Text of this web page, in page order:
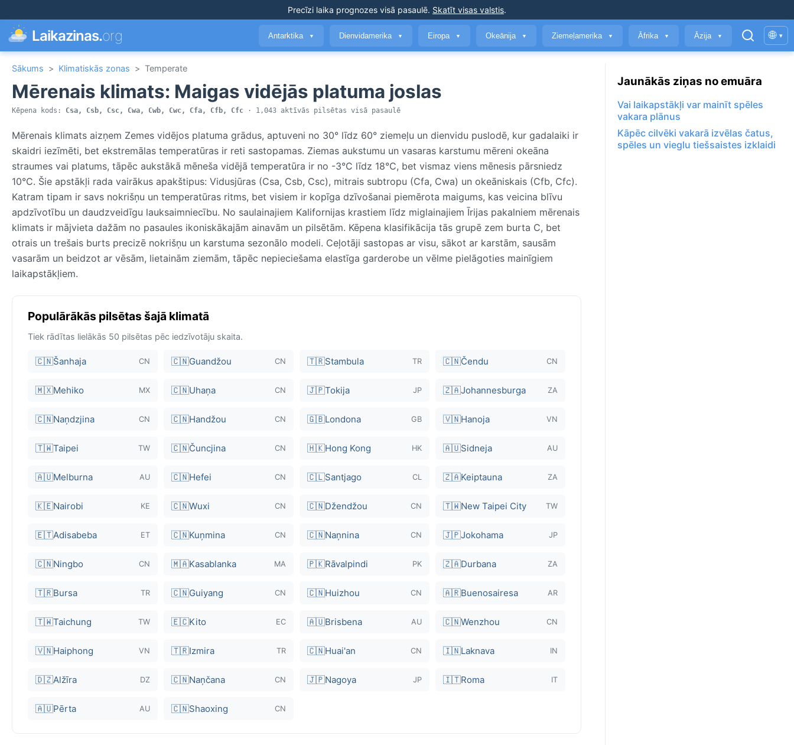
Precīzi laika prognozes visā pasaulē. Skatīt visas valstis.
Laikazinas.org Antarktika ▼ Dienvidamerika ▼ Eiropa ▼ Okeānija ▼ Ziemeļamerika ▼ Āfrika ▼ Āzija ▼ 🌐 ▾
Sākums > Klimatiskās zonas > Temperate
Mērenais klimats: Maigas vidējās platuma joslas
Kēpena kods: Csa, Csb, Csc, Cwa, Cwb, Cwc, Cfa, Cfb, Cfc · 1,043 aktīvās pilsētas visā pasaulē
Mērenais klimats aizņem Zemes vidējos platuma grādus, aptuveni no 30° līdz 60° ziemeļu un dienvidu puslodē, kur gadalaiki ir
skaidri iezīmēti, bet ekstremālas temperatūras ir reti sastopamas. Ziemas aukstumu un vasaras karstumu mēreni okeāna
straumes vai platums, tāpēc aukstākā mēneša vidējā temperatūra ir no -3°C līdz 18°C, bet vismaz viens mēnesis pārsniedz
10°C. Šie apstākļi rada vairākus apakštipus: Vidusjūras (Csa, Csb, Csc), mitrais subtropu (Cfa, Cwa) un okeāniskais (Cfb, Cfc).
Katram tipam ir savs nokrišņu un temperatūras ritms, bet visiem ir kopīga dzīvošanai piemērota maigums, kas veicina blīvu
apdzīvotību un daudzveidīgu lauksaimniecību. No saulainajiem Kalifornijas krastiem līdz miglainajiem Īrijas pakalniem mērenais
klimats ir mājvieta dažām no pasaules ikoniskākajām ainavām un pilsētām. Kēpena klasifikācija tās grupē zem burta C, bet
otrais un trešais burts precizē nokrišņu un karstuma sezonālo modeli. Ceļotāji sastopas ar visu, sākot ar karstām, sausām
vasarām un beidzot ar vēsām, lietainām ziemām, tāpēc nepieciešama elastīga garderobe un vēlme pielāgoties mainīgiem
laikapstākļiem.
Populārākās pilsētas šajā klimatā
Tiek rādītas lielākās 50 pilsētas pēc iedzīvotāju skaita.
🇨🇳Šanhaja CN 🇨🇳Guandžou CN 🇹🇷Stambula TR 🇨🇳Čendu CN
🇲🇽Mehiko MX 🇨🇳Uhaņa CN 🇯🇵Tokija JP 🇿🇦Johannesburga ZA
🇨🇳Naņdzjina CN 🇨🇳Handžou CN 🇬🇧Londona GB 🇻🇳Hanoja VN
🇹🇼Taipei TW 🇨🇳Čuncjina CN 🇭🇰Hong Kong HK 🇦🇺Sidneja AU
🇦🇺Melburna AU 🇨🇳Hefei CN 🇨🇱Santjago CL 🇿🇦Keiptauna ZA
🇰🇪Nairobi KE 🇨🇳Wuxi CN 🇨🇳Džendžou CN 🇹🇼New Taipei City TW
🇪🇹Adisabeba ET 🇨🇳Kuņmina CN 🇨🇳Naņnina CN 🇯🇵Jokohama JP
🇨🇳Ningbo CN 🇲🇦Kasablanka MA 🇵🇰Rāvalpindi PK 🇿🇦Durbana ZA
🇹🇷Bursa TR 🇨🇳Guiyang CN 🇨🇳Huizhou CN 🇦🇷Buenosairesa AR
🇹🇼Taichung TW 🇪🇨Kito EC 🇦🇺Brisbena AU 🇨🇳Wenzhou CN
🇻🇳Haiphong VN 🇹🇷Izmira TR 🇨🇳Huai'an CN 🇮🇳Laknava IN
🇩🇿Alžīra DZ 🇨🇳Naņčana CN 🇯🇵Nagoya JP 🇮🇹Roma IT
🇦🇺Pērta AU 🇨🇳Shaoxing CN
Jaunākās ziņas no emuāra
Vai laikapstākļi var mainīt spēles
vakara plānus
Kāpēc cilvēki vakarā izvēlas čatus,
spēles un vieglu tiešsaistes izklaidi